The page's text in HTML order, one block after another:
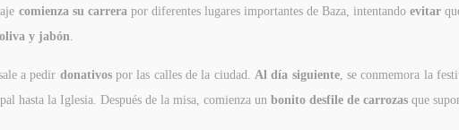
comienza su carrera por diferentes lugares importantes de Baza, intentandoevitar
y jabón
a pedir donativospor las calles de la ciudad. Al día siguiente, se conmemora la
hasta la Iglesia. Después de la misa, comienza un bonito desfile de carrozas que